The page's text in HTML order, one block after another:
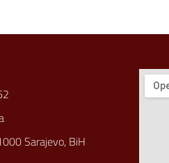
Sarajevo, BiH